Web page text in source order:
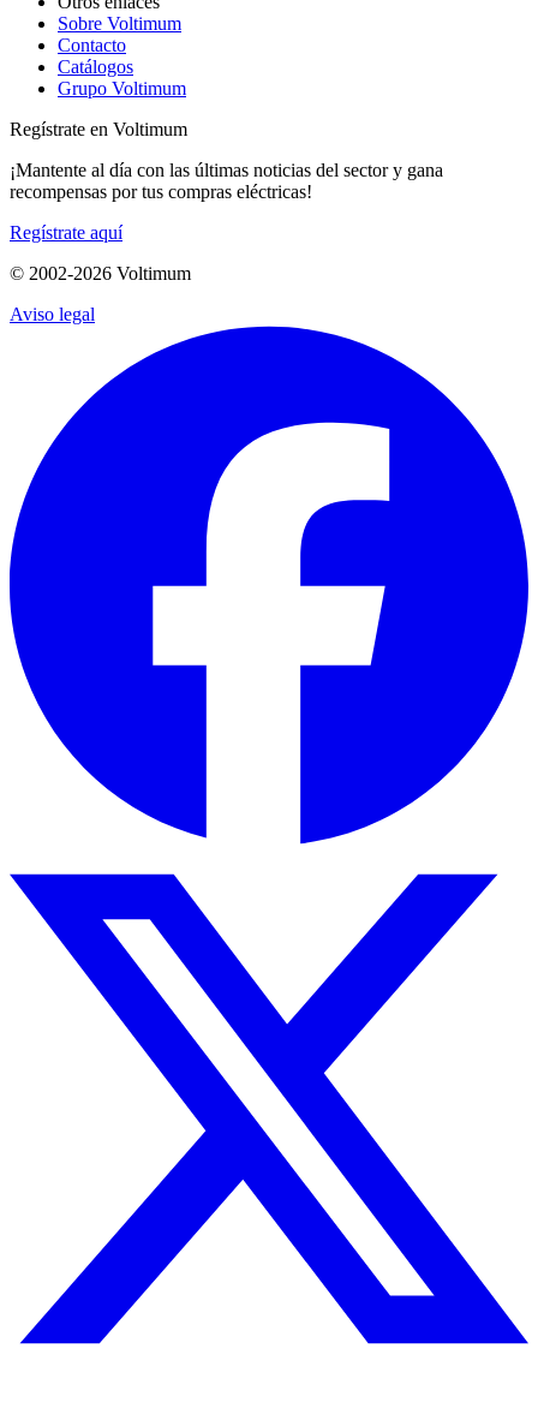
Sobre Voltimum
Contacto
Catálogos
Grupo Voltimum
Regístrate en Voltimum
¡Mantente al día con las últimas noticias del sector y gana
recompensas por tus compras eléctricas!
Regístrate aquí
© 2002-2026 Voltimum
Aviso legal